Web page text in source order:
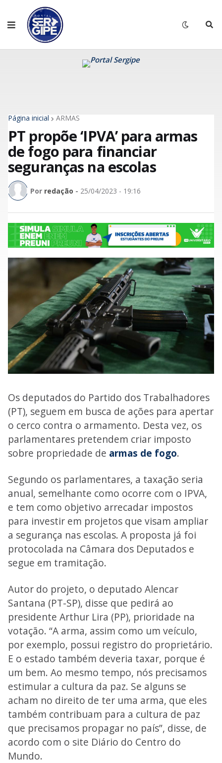
Página inicial ARMAS
PT propõe ‘IPVA’ para armas
de fogo para financiar
seguranças na escolas
Por redação - 25/04/2023 - 19:16
Os deputados do Partido dos Trabalhadores
(PT), seguem em busca de ações para apertar
o cerco contra o armamento. Desta vez, os
parlamentares pretendem criar imposto
sobre propriedade de armas de fogo.
Segundo os parlamentares, a taxação seria
anual, semelhante como ocorre com o IPVA,
e tem como objetivo arrecadar impostos
para investir em projetos que visam ampliar
a segurança nas escolas. A proposta já foi
protocolada na Câmara dos Deputados e
segue em tramitação.
Autor do projeto, o deputado Alencar
Santana (PT-SP), disse que pedirá ao
presidente Arthur Lira (PP), prioridade na
votação. “A arma, assim como um veículo,
por exemplo, possui registro do proprietário.
E o estado também deveria taxar, porque é
um bem. Ao mesmo tempo, nós precisamos
estimular a cultura da paz. Se alguns se
acham no direito de ter uma arma, que eles
também contribuam para a cultura de paz
que precisamos propagar no país”, disse, de
acordo com o site Diário do Centro do
Mundo.